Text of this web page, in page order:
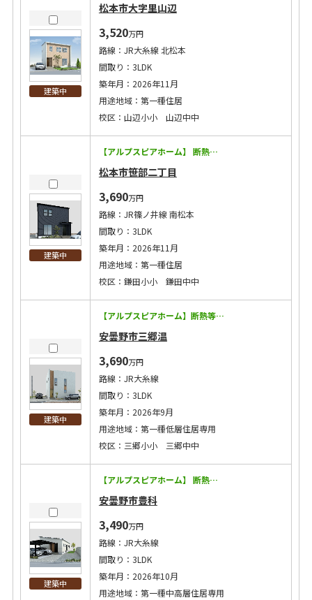
建築中
松本市大字里山辺
3,520万円
路線：JR大糸線 北松本
間取り：3LDK
築年月：2026年11月
用途地域：第一種住居
校区：山辺小小 山辺中中
建築中
【アルプスピアホーム】 断熱等級5！太陽光5.85kW搭載の経済効果で月々8万円台に！ ◇耐震等級3に加えて制震装置マモリー搭載！地震に強い！ ◇キッチン・トイレ・バスなどの住宅設備15年保証！ ◇太陽光発電搭載で将来コストにも配慮 ◇エアコン2台・カーテン・照明・網戸付き！ ◇洗濯給水にウルトラファインバブル設置！ 【この物件のPoint！】 ◇玄関横のシューズクロークで玄関がすっきり片付きます！ ◇2階には1.5帖のスタディコーナーがあり、リモートワークや読書も捗ります！ ◇家事効率が考えられた水廻り動線！ ◇徒歩10分圏内にスーパー・コンビニ・スタバあり！便利な立地！
松本市笹部二丁目
3,690万円
路線：JR篠ノ井線 南松本
間取り：3LDK
築年月：2026年11月
用途地域：第一種住居
校区：鎌田小小 鎌田中中
建築中
【アルプスピアホーム】断熱等級5！太陽光6.24kW搭載の経済効果で月々8万円台に！ ◇耐震等級3に加えて制震装置マモリー搭載！地震に強い！ ◇キッチン・トイレ・バスなどの住宅設備15年保証！ ◇太陽光発電搭載で将来コストにも配慮 ◇エアコン2台・カーテン・照明・網戸付き！ ◇洗濯給水にウルトラファインバブル設置！ 【この物件のPoint！】 ◇広々ランドリールーム&水回り動線で家事ラクな間取り ◇大容量のWICと適所の収納スペースでお家が片付きます！ ◇2階には独立した書斎スペース ◇スーパーやコンビニが徒歩圏内に！ ※宅地延長 48.50㎡あります。
安曇野市三郷温
3,690万円
路線：JR大糸線
間取り：3LDK
築年月：2026年9月
用途地域：第一種低層住居専用
校区：三郷小小 三郷中中
建築中
【アルプスピアホーム】 断熱等級5！太陽光9.75kW搭載の経済効果で月々7万円台に！ ◇耐震等級3に加えて制震装置マモリー搭載！地震に強い！ ◇キッチン・トイレ・バスなどの住宅設備15年保証！ ◇太陽光発電搭載で将来コストにも配慮 ◇エアコン2台・カーテン・照明・網戸付き！ ◇洗濯給水にウルトラファインバブル設置！ 【この物件のPoint！】 ◇対面キッチンとリビング、水回りを集約し、家事動線にも配慮しました。 ◇各居室に収納完備でお部屋がすっきり片付きゆったり過ごせます。 ◇広々ランドリールームで洗濯を楽に！ ◇徒歩10分圏内にコンビニ×スーパー＆駅 毎日がスムーズ！
安曇野市豊科
3,490万円
路線：JR大糸線
間取り：3LDK
築年月：2026年10月
用途地域：第一種中高層住居専用